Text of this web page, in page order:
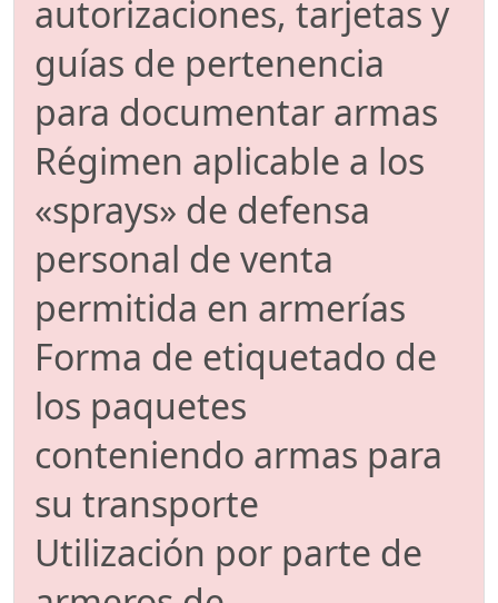
autorizaciones, tarjetas y
guías de pertenencia
para documentar armas
Régimen aplicable a los
«sprays» de defensa
personal de venta
permitida en armerías
Forma de etiquetado de
los paquetes
conteniendo armas para
su transporte
Utilización por parte de